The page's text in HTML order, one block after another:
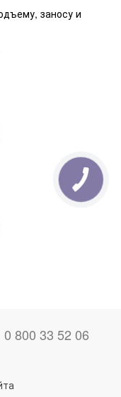
заносу и
0 800 33 52 06